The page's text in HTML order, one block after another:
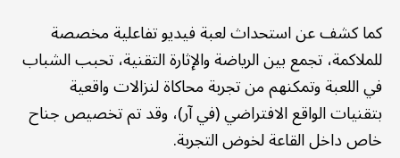
كما كشف عن استحداث لعبة فيديو تفاعلية مخصصة
للملاكمة، تجمع بين الرياضة والإثارة التقنية، تحبب الشباب
في اللعبة وتمكنهم من تجربة محاكاة لنزالات واقعية
بتقنيات الواقع الافتراضي (في آر)، وقد تم تخصيص جناح
خاص داخل القاعة لخوض التجربة.